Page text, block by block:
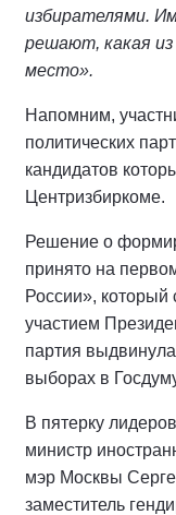
избирателями.
решают, какая
место».
Напомним,
политических
кандидатов
Центризбиркоме.
Решение о
принято на
России»,
участием
партия
выборах в
В пятерку
министр
мэр Москвы
заместитель